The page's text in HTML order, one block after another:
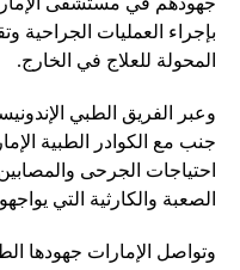
بإجراء العمليات الجراحية
المحولة للعلاج في الخارج.
وعبر الفريق الطبي
جنب مع الكوادر الطبية
احتياجات الجرحى
الصعبة والكارثية التي
وتواصل الإمارات جهودها